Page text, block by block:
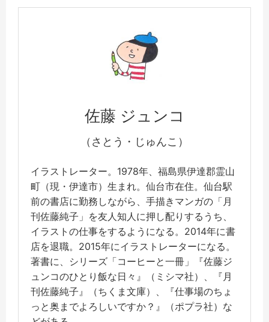
佐藤 ジュンコ
（さとう・じゅんこ）
イラストレーター。1978年、福島県伊達郡霊山
町（現・伊達市）生まれ。仙台市在住。仙台駅
前の書店に勤務しながら、手描きマンガの「月
刊佐藤純子」を友人知人に押し配りするうち、
イラストの仕事をするようになる。2014年に書
店を退職。2015年にイラストレーターになる。
著書に、シリーズ「コーヒーと一冊」『佐藤ジ
ュンコのひとり飯な日々』（ミシマ社）、『月
刊佐藤純子』（ちくま文庫）、『仕事場のちょ
っと奥までよろしいですか？』（ポプラ社）な